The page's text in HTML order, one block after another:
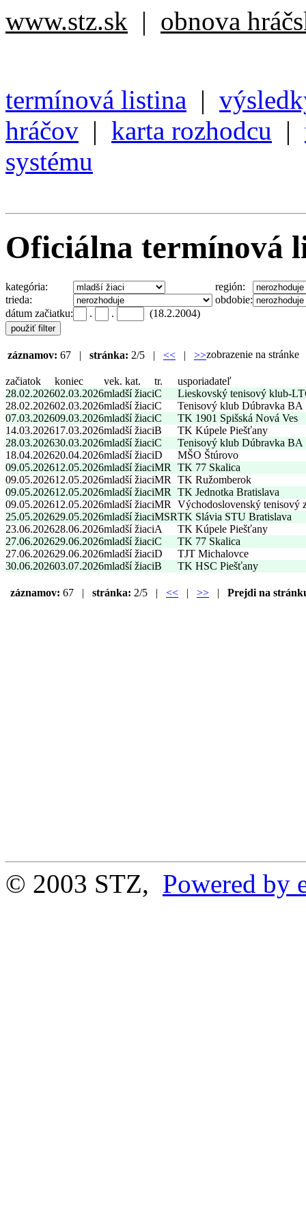
www.stz.sk | obnova
termínová listina |
hráčov | karta rozhodcu |
systému
Oficiálna termínová
kategória:
región:
trieda:
obdobie:
dátum začiatku:
. . (18.2.2004)
záznamov: 67 | stránka: 2/5 | << | >>zobrazenie na
začiatok koniec vek. kat. tr.
usporiadateľ
28.02.202602.03.2026mladší žiaciC
Lieskovský tenisový klub-
28.02.202602.03.2026mladší žiaciC
Tenisový klub Dúbravka BA
07.03.202609.03.2026mladší žiaciC
TK 1901 Spišská Nová Ves
14.03.202617.03.2026mladší žiaciB
TK Kúpele Piešťany
28.03.202630.03.2026mladší žiaciC
Tenisový klub Dúbravka BA
18.04.202620.04.2026mladší žiaciD
MŠO Štúrovo
09.05.202612.05.2026mladší žiaciMR
TK 77 Skalica
09.05.202612.05.2026mladší žiaciMR
TK Ružomberok
09.05.202612.05.2026mladší žiaciMR
TK Jednotka Bratislava
09.05.202612.05.2026mladší žiaciMR
Východoslovenský tenisový
25.05.202629.05.2026mladší žiaciMSRTK Slávia STU Bratislava
23.06.202628.06.2026mladší žiaciA
TK Kúpele Piešťany
27.06.202629.06.2026mladší žiaciC
TK 77 Skalica
27.06.202629.06.2026mladší žiaciD
TJT Michalovce
30.06.202603.07.2026mladší žiaciB TK HSC Piešťany
záznamov: 67 | stránka: 2/5 | << | >> | Prejdi na
© 2003 STZ, Powered by